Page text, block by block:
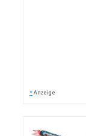
* Anzeige